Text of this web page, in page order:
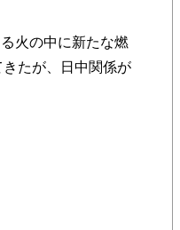
火の中に新たな燃
たが、日中関係が